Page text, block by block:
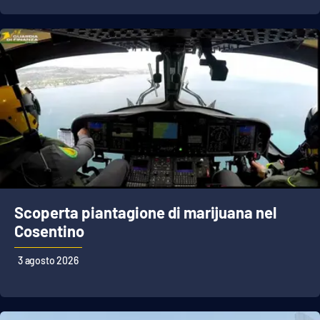
Scoperta piantagione di marijuana nel
Cosentino
3 agosto 2026